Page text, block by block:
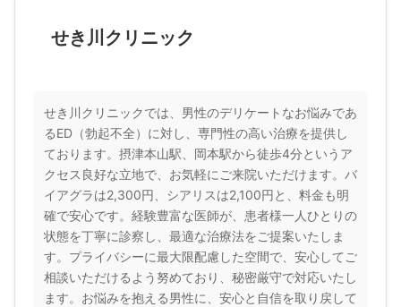
せき川クリニック
せき川クリニックでは、男性のデリケートなお悩みであ
るED（勃起不全）に対し、専門性の高い治療を提供し
ております。摂津本山駅、岡本駅から徒歩4分というア
クセス良好な立地で、お気軽にご来院いただけます。バ
イアグラは2,300円、シアリスは2,100円と、料金も明
確で安心です。経験豊富な医師が、患者様一人ひとりの
状態を丁寧に診察し、最適な治療法をご提案いたしま
す。プライバシーに最大限配慮した空間で、安心してご
相談いただけるよう努めており、秘密厳守で対応いたし
ます。お悩みを抱える男性に、安心と自信を取り戻して